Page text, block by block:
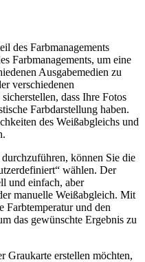
des Farbmanagements
Farbmanagements, um eine
Ausgabemedien zu
verschiedenen
dass Ihre Fotos
Farbdarstellung haben.
des Weißabgleichs und
können Sie die
wählen. Der
und einfach, aber
manuelle Weißabgleich. Mit
Farbtemperatur und den
das gewünschte Ergebnis zu
Graukarte erstellen möchten,